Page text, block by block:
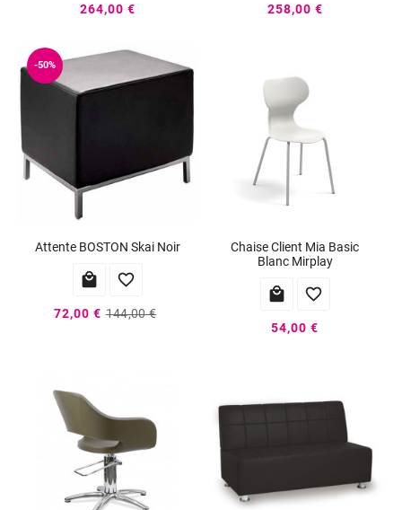
264,00 € 258,00 €
-50%
Attente BOSTON Skai Noir
 
72,00 € 144,00 €
Chaise Client Mia Basic
Blanc Mirplay
 
54,00 €